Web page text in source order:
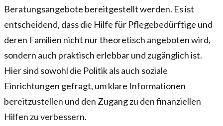
Beratungsangebote bereitgestellt werden. Es ist
entscheidend, dass die Hilfe für Pflegebedürftige und
deren Familien nicht nur theoretisch angeboten wird,
sondern auch praktisch erlebbar und zugänglich ist.
Hier sind sowohl die Politik als auch soziale
Einrichtungen gefragt, um klare Informationen
bereitzustellen und den Zugang zu den finanziellen
Hilfen zu verbessern.